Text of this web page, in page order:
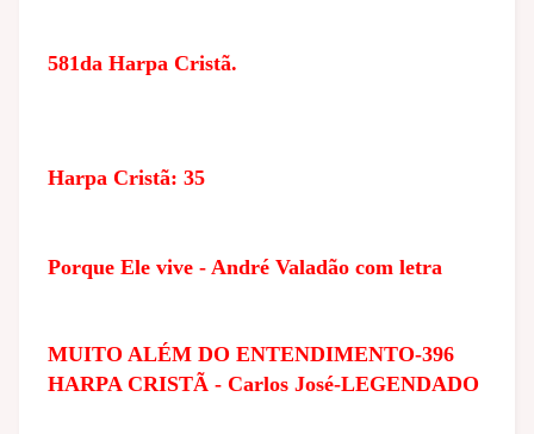
581da Harpa Cristã.
Harpa Cristã: 35
Porque Ele vive - André Valadão com letra
MUITO ALÉM DO ENTENDIMENTO-396
HARPA CRISTÃ - Carlos José-LEGENDADO